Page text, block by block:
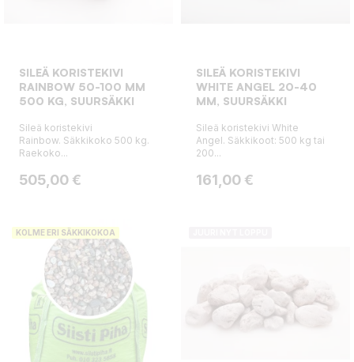
SILEÄ KORISTEKIVI
RAINBOW 50-100 MM
500 KG, SUURSÄKKI
Sileä koristekivi
Rainbow. Säkkikoko 500 kg.
Raekoko...
Hinta
505,00 €
SILEÄ KORISTEKIVI
WHITE ANGEL 20-40
MM, SUURSÄKKI
Sileä koristekivi White
Angel. Säkkikoot: 500 kg tai
200...
Hinta
161,00 €
KOLME ERI SÄKKIKOKOA